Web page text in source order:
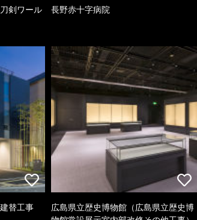
剣ワール
長野赤十字病院
替工事
広島県立歴史博物館（広島県立歴史博